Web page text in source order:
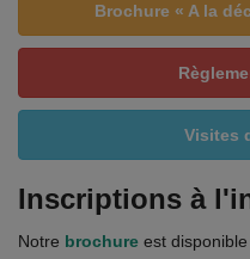
Brochure « A la
Visites
Inscriptions à
Notre brochure est